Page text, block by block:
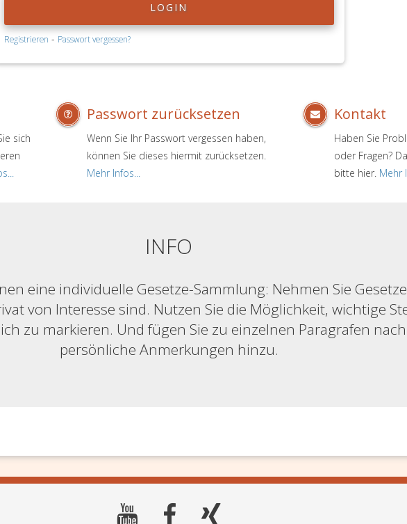
LOGIN
Registrieren - Passwort vergessen?
sich
Passwort zurücksetzen
Wenn Sie Ihr Passwort vergessen haben,
können Sie dieses hiermit zurücksetzen.
Mehr Infos...
Kontakt
Haben Sie
oder Fragen?
bitte hier. Mehr
INFO
eine individuelle Gesetze-Sammlung: Nehmen Sie
von Interesse sind. Nutzen Sie die Möglichkeit, wichtige
zu markieren. Und fügen Sie zu einzelnen Paragrafen
persönliche Anmerkungen hinzu.